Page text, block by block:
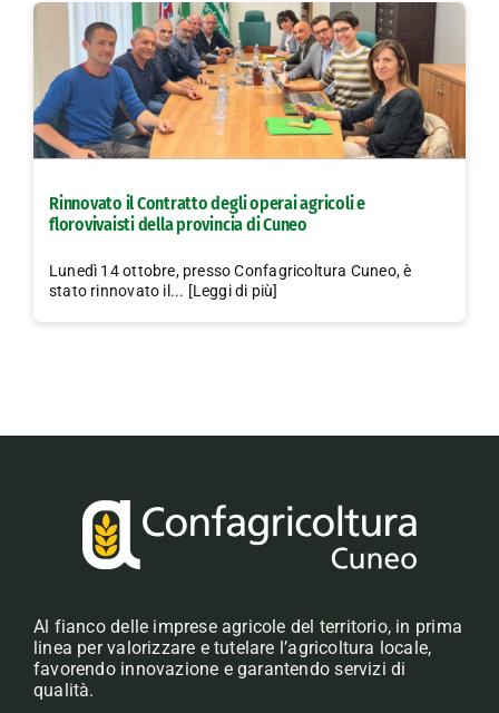
Rinnovato il Contratto degli operai agricoli e
florovivaisti della provincia di Cuneo
Lunedì 14 ottobre, presso Confagricoltura Cuneo, è
stato rinnovato il... [Leggi di più]
Al fianco delle imprese agricole del territorio, in prima
linea per valorizzare e tutelare l’agricoltura locale,
favorendo innovazione e garantendo servizi di
qualità.